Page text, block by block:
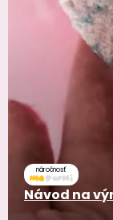
náročnosť
Návod na